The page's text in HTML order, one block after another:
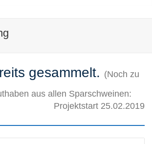
gesammelt. (Noch zu
aus allen Sparschweinen:
Projektstart 25.02.2019